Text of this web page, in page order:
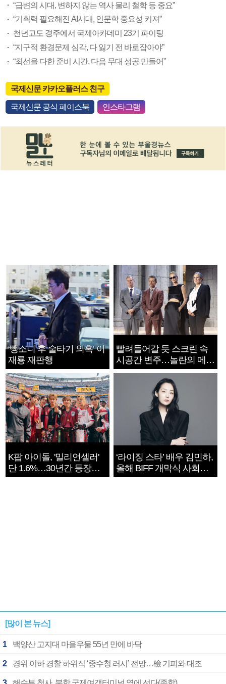
“급변의 시대, 변하지 않는 역사 물리 철학 등 중요”
“기획력 필요해진 AI시대, 인문학 중요성 커져”
천년고도 경주에서 국제아카데미 23기 파이팅
“지구적 환경문제 심각, 다 잃기 전 바로잡아야”
“최선을 다한 준비 시간, 다음 무대 성공 만들어”
국제신문 카카오플러스 친구
국제신문 공식 페이스북 인스타그램
‘뺑소니 후 술타기 의혹’ 이
재룡 재판행
빨려들어갈 듯 스크린 속
시공간 변주…놀란의 메시
지는 ‘전쟁 속죄’
K팝 아이돌, '밀리언셀러'
단 1.6%…30년간 등장
1182개팀 전수조사
‘라이징 스타’ 배우 김민하,
올해 BIFF 개막식 사회자
확정
[많이 본 뉴스]
1 백양산 고지대 마을우물 55년 만에 바닥
2 경위 이하 경찰 하위직 ‘중수청 러시’ 전망…檢 기피와 대조